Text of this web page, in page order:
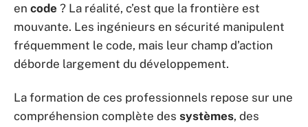
en code ? La réalité, c’est que la frontière est
mouvante. Les ingénieurs en sécurité manipulent
fréquemment le code, mais leur champ d’action
déborde largement du développement.
La formation de ces professionnels repose sur une
compréhension complète des systèmes, des